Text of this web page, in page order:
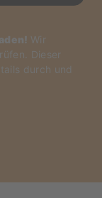
Wir
Dieser
durch und